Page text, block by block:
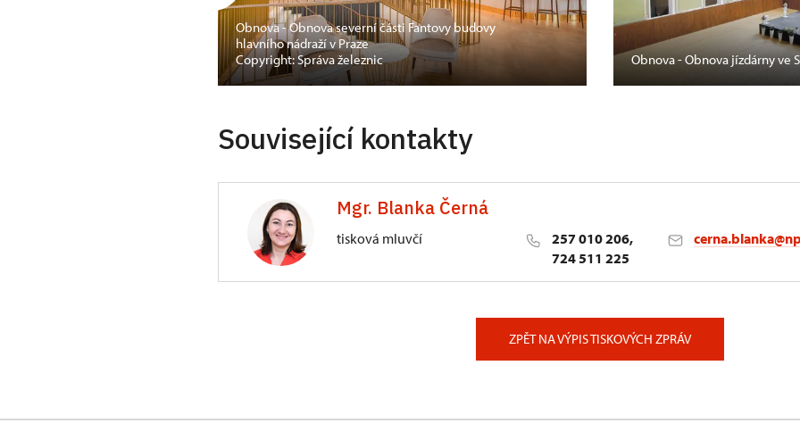
Obnova - Obnova severní části Fantovy budovy
hlavního nádraží v Praze
Copyright: Správa železnic
Obnova - Obnova jízdárny ve
Související kontakty
Mgr. Blanka Černá
tisková mluvčí
257 010 206,
724 511 225
ZPĚT NA VÝPIS TISKOVÝCH ZPRÁV